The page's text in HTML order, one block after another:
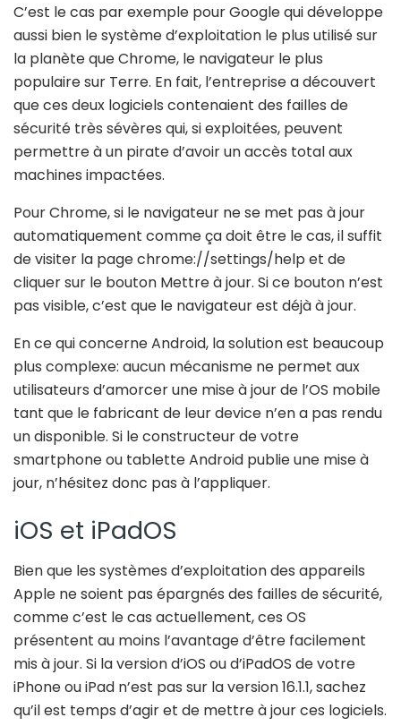
C’est le cas par exemple pour Google qui développe
aussi bien le système d’exploitation le plus utilisé sur
la planète que Chrome, le navigateur le plus
populaire sur Terre. En fait, l’entreprise a découvert
que ces deux logiciels contenaient des failles de
sécurité très sévères qui, si exploitées, peuvent
permettre à un pirate d’avoir un accès total aux
machines impactées.
Pour Chrome, si le navigateur ne se met pas à jour
automatiquement comme ça doit être le cas, il suffit
de visiter la page chrome://settings/help et de
cliquer sur le bouton Mettre à jour. Si ce bouton n’est
pas visible, c’est que le navigateur est déjà à jour.
En ce qui concerne Android, la solution est beaucoup
plus complexe: aucun mécanisme ne permet aux
utilisateurs d’amorcer une mise à jour de l’OS mobile
tant que le fabricant de leur device n’en a pas rendu
un disponible. Si le constructeur de votre
smartphone ou tablette Android publie une mise à
jour, n’hésitez donc pas à l’appliquer.
iOS et iPadOS
Bien que les systèmes d’exploitation des appareils
Apple ne soient pas épargnés des failles de sécurité,
comme c’est le cas actuellement, ces OS
présentent au moins l’avantage d’être facilement
mis à jour. Si la version d’iOS ou d’iPadOS de votre
iPhone ou iPad n’est pas sur la version 16.1.1, sachez
qu’il est temps d’agir et de mettre à jour ces logiciels.